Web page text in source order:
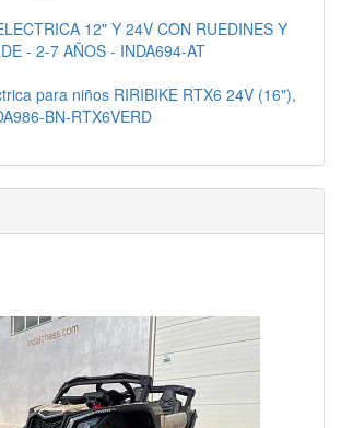
12" Y 24V CON RUEDINES Y
- 2-7 AÑOS - INDA694-AT
para niños RIRIBIKE RTX6 24V (16"),
BN-RTX6VERD